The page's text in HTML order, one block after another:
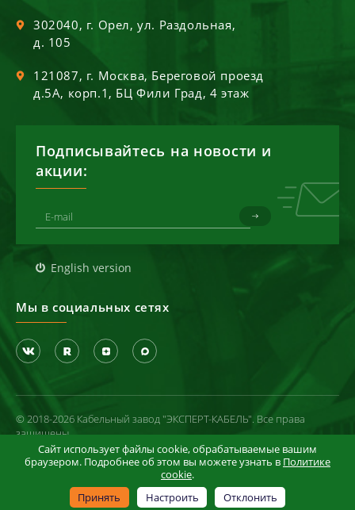
302040, г. Орел,ул. Раздольная,
д. 105
121087, г. Москва, Береговой проезд
д.5А, корп.1, БЦ Фили Град, 4 этаж
Подписывайтесь на новости и
акции:
English version
Мы в социальных сетях
© 2018-2026 Кабельный завод "ЭКСПЕРТ-КАБЕЛЬ". Все права
защищены
Политика конфиденциальности
Условия использования сайта
Информация в отношении cookie-файлов
Сайт использует файлы cookie, обрабатываемые вашим
браузером. Подробнее об этом вы можете узнать в Политике
cookie.
Принять
Настроить Отклонить